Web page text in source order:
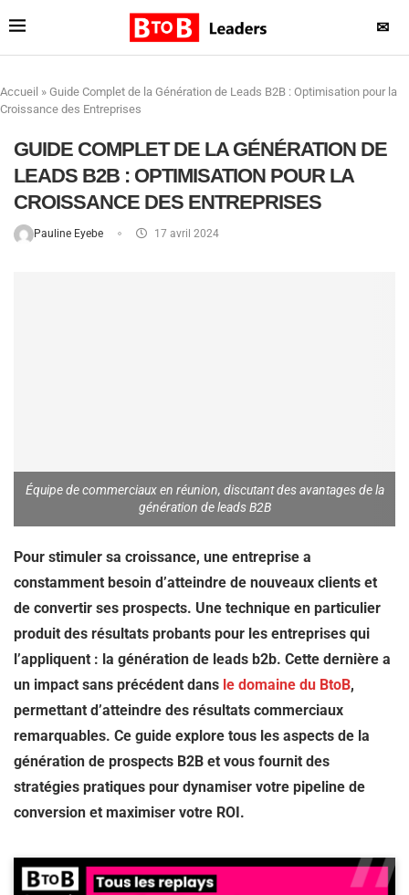
✉
Accueil » Guide Complet de la Génération de Leads B2B : Optimisation pour la
Croissance des Entreprises
GUIDE COMPLET DE LA GÉNÉRATION DE
LEADS B2B : OPTIMISATION POUR LA
CROISSANCE DES ENTREPRISES
Pauline Eyebe 17 avril 2024
Équipe de commerciaux en réunion, discutant des avantages de la
génération de leads B2B
Pour stimuler sa croissance, une entreprise a
constamment besoin d’atteindre de nouveaux clients et
de convertir ses prospects. Une technique en particulier
produit des résultats probants pour les entreprises qui
l’appliquent : la génération de leads b2b. Cette dernière a
un impact sans précédent dans le domaine du BtoB,
permettant d’atteindre des résultats commerciaux
remarquables. Ce guide explore tous les aspects de la
génération de prospects B2B et vous fournit des
stratégies pratiques pour dynamiser votre pipeline de
conversion et maximiser votre ROI.